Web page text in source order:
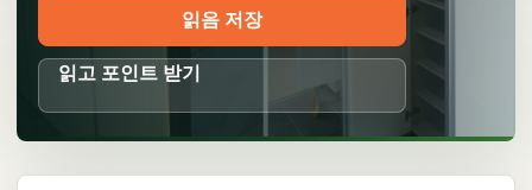
읽음 저장
읽고 포인트 받기